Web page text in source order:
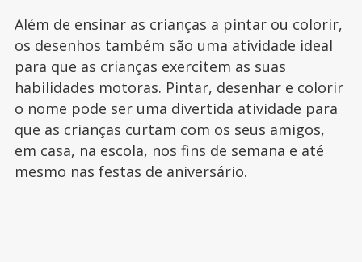
Além de ensinar as crianças a pintar ou colorir,
os desenhos também são uma atividade ideal
para que as crianças exercitem as suas
habilidades motoras. Pintar, desenhar e colorir
o nome pode ser uma divertida atividade para
que as crianças curtam com os seus amigos,
em casa, na escola, nos fins de semana e até
mesmo nas festas de aniversário.